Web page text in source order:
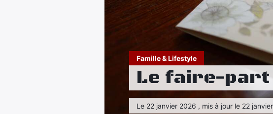
Famille & Lifestyle
Le faire-part
Le 22 janvier 2026 , mis à jour le 22